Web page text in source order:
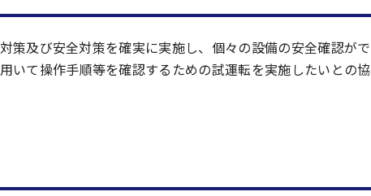
策及び安全対策を確実に実施し、個々の設備の安全確認がで
いて操作手順等を確認するための試運転を実施したいとの協